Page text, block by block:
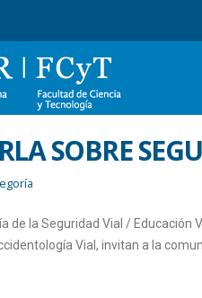
SOBRE
de la Seguridad Vial /
Vial, invitan a la